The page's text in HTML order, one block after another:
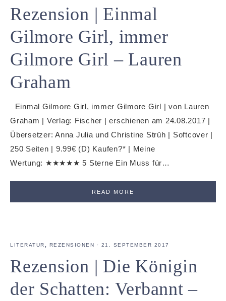
Rezension | Einmal
Gilmore Girl, immer
Gilmore Girl – Lauren
Graham
Einmal Gilmore Girl, immer Gilmore Girl | von Lauren
Graham | Verlag: Fischer | erschienen am 24.08.2017 |
Übersetzer: Anna Julia und Christine Strüh | Softcover |
250 Seiten | 9.99€ (D) Kaufen?* | Meine
Wertung: ★★★★★ 5 Sterne Ein Muss für…
READ MORE
LITERATUR REZENSIONEN · 21. SEPTEMBER 2017
Rezension | Die Königin
der Schatten: Verbannt –